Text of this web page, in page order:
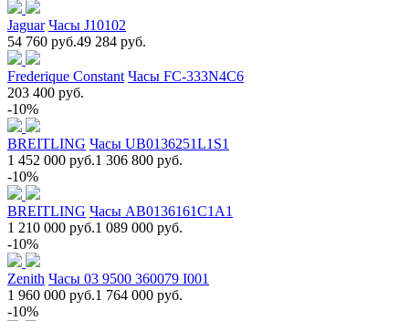
Jaguar Часы J10102
54 760 руб.49 284 руб.
Frederique Constant Часы FC-333N4C6
203 400 руб.
-10%
BREITLING Часы UB0136251L1S1
1 452 000 руб.1 306 800 руб.
-10%
BREITLING Часы AB0136161C1A1
1 210 000 руб.1 089 000 руб.
-10%
Zenith Часы 03 9500 360079 I001
1 960 000 руб.1 764 000 руб.
-10%